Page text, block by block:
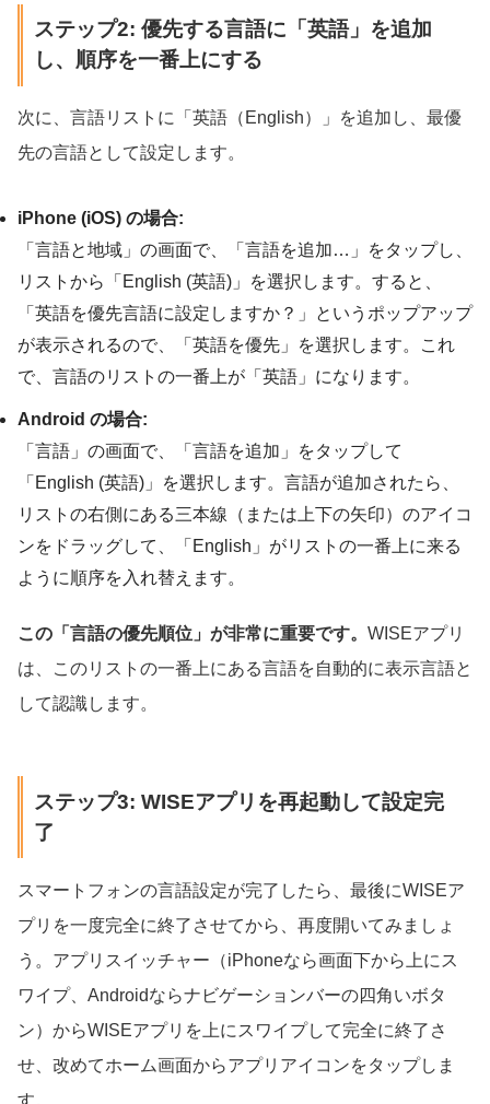
ステップ2: 優先する言語に「英語」を追加
し、順序を一番上にする
次に、言語リストに「英語（English）」を追加し、最優
先の言語として設定します。
iPhone (iOS) の場合:
「言語と地域」の画面で、「言語を追加…」をタップし、
リストから「English (英語)」を選択します。すると、
「英語を優先言語に設定しますか？」というポップアップ
が表示されるので、「英語を優先」を選択します。これ
で、言語のリストの一番上が「英語」になります。
Android の場合:
「言語」の画面で、「言語を追加」をタップして
「English (英語)」を選択します。言語が追加されたら、
リストの右側にある三本線（または上下の矢印）のアイコ
ンをドラッグして、「English」がリストの一番上に来る
ように順序を入れ替えます。
この「言語の優先順位」が非常に重要です。 WISEアプリ
は、このリストの一番上にある言語を自動的に表示言語と
して認識します。
ステップ3: WISEアプリを再起動して設定完
了
スマートフォンの言語設定が完了したら、最後にWISEア
プリを一度完全に終了させてから、再度開いてみましょ
う。アプリスイッチャー（iPhoneなら画面下から上にス
ワイプ、Androidならナビゲーションバーの四角いボタ
ン）からWISEアプリを上にスワイプして完全に終了さ
せ、改めてホーム画面からアプリアイコンをタップしま
す。